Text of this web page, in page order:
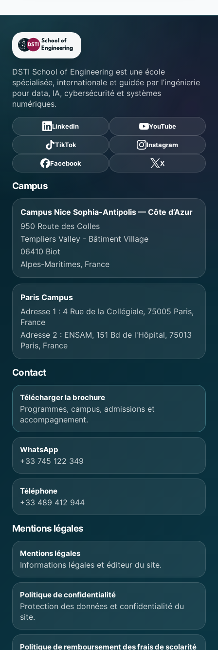
Footer DSTI School of
DSTI School of Engineering est une école
spécialisée, internationale et guidée par l’ingénierie
pour data, IA, cybersécurité et systèmes
numériques.
LinkedIn YouTube
TikTok Instagram
Facebook X
Campus
Campus Nice Sophia-Antipolis — Côte d’Azur
950 Route des Colles
Templiers Valley - Bâtiment Village
06410 Biot
Alpes-Maritimes, France
Paris Campus
Adresse 1 : 4 Rue de la Collégiale, 75005 Paris,
France
Adresse 2 : ENSAM, 151 Bd de l'Hôpital, 75013
Paris, France
Contact
Télécharger la brochure
Programmes, campus, admissions et
accompagnement.
WhatsApp
+33 745 122 349
Téléphone
+33 489 412 944
Mentions légales
Mentions légales
Informations légales et éditeur du site.
Politique de confidentialité
Protection des données et confidentialité du
site.
Politique de remboursement des frais de scolarité